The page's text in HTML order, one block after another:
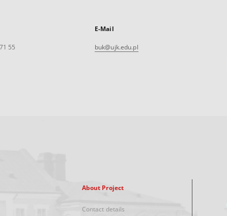
55
E-Mail
buk@ujk.edu.pl
About Project
Contact details